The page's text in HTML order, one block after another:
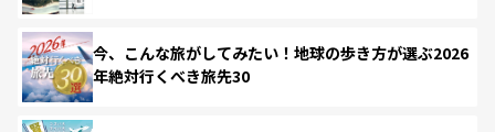
今、こんな旅がしてみたい！地球の歩き方が選ぶ2026
年絶対行くべき旅先30